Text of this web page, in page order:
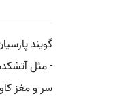
گویند
- مثل
سر و مغز